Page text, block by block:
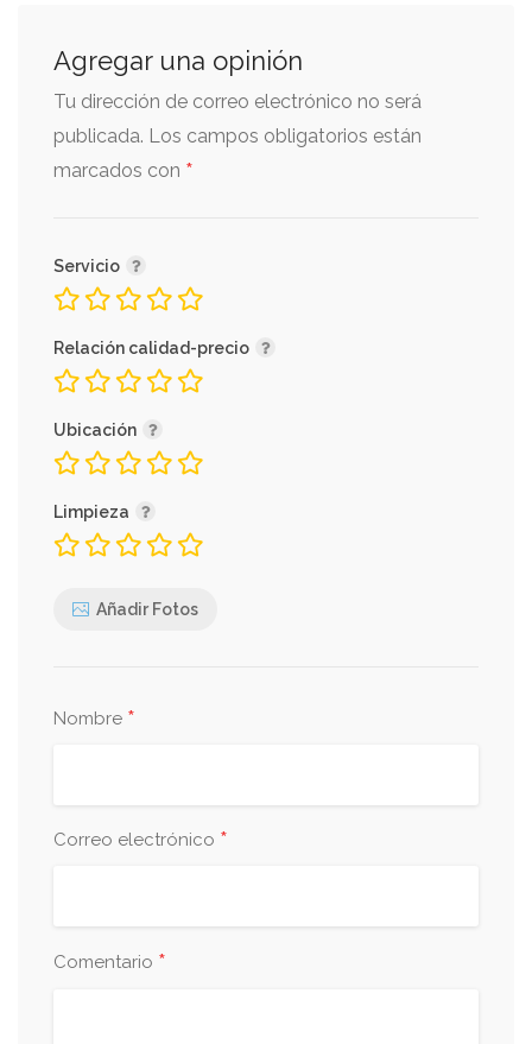
Agregar una opinión
Tu dirección de correo electrónico no será
publicada. Los campos obligatorios están
marcados con *
Servicio
Relación calidad-precio
Ubicación
Limpieza
Añadir Fotos
Nombre *
Correo electrónico *
Comentario *